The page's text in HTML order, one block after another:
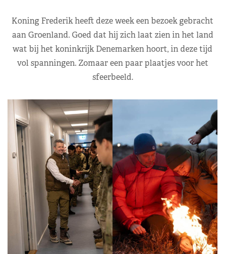
Koning Frederik heeft deze week een bezoek gebracht
aan Groenland. Goed dat hij zich laat zien in het land
wat bij het koninkrijk Denemarken hoort, in deze tijd
vol spanningen. Zomaar een paar plaatjes voor het
sfeerbeeld.